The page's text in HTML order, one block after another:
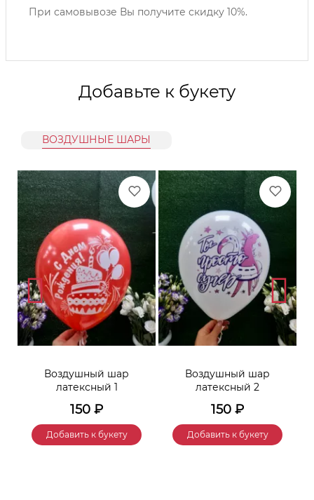
При самовывозе Вы получите скидку 10%.
Добавьте к букету
ВОЗДУШНЫЕ ШАРЫ
Воздушный шар
латексный 1
150 ₽
Добавить к букету
Воздушный шар
латексный 2
150 ₽
Добавить к букету